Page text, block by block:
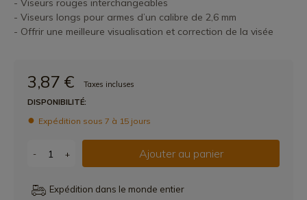
- Viseurs rouges interchangeables
- Viseurs longs pour armes d’un calibre de 2,6 mm
- Offrir une meilleure visualisation et correction de la visée
3,87 €
Taxes incluses
DISPONIBILITÉ:
Expédition sous 7 à 15 jours
- + Ajouter au panier
Expédition dans le monde entier